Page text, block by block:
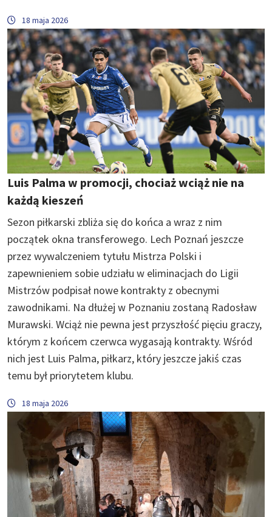
18 maja 2026
Luis Palma w promocji, chociaż wciąż nie na
każdą kieszeń
Sezon piłkarski zbliża się do końca a wraz z nim
początek okna transferowego. Lech Poznań jeszcze
przez wywalczeniem tytułu Mistrza Polski i
zapewnieniem sobie udziału w eliminacjach do Ligii
Mistrzów podpisał nowe kontrakty z obecnymi
zawodnikami. Na dłużej w Poznaniu zostaną Radosław
Murawski. Wciąż nie pewna jest przyszłość pięciu graczy,
którym z końcem czerwca wygasają kontrakty. Wśród
nich jest Luis Palma, piłkarz, który jeszcze jakiś czas
temu był priorytetem klubu.
18 maja 2026